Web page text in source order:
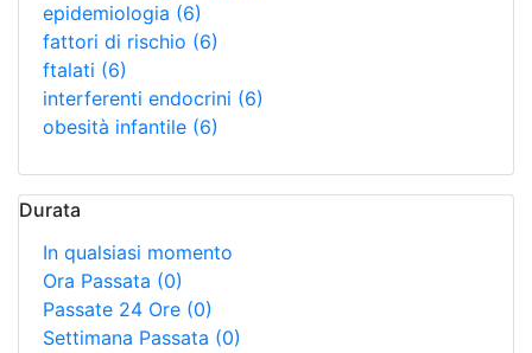
epidemiologia (6)
fattori di rischio (6)
ftalati (6)
interferenti endocrini (6)
obesità infantile (6)
Durata
In qualsiasi momento
Ora Passata (0)
Passate 24 Ore (0)
Settimana Passata (0)